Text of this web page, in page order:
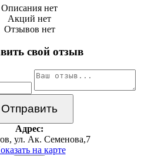
Описания нет
Акций нет
Отзывов нет
свой отзыв
Адрес:
ул. Ак. Семенова,7
на карте